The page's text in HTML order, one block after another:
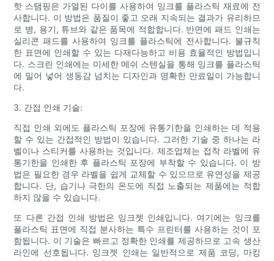
핫 스탬핑은 가열된 다이를 사용하여 잉크를 플라스틱 재료에 전
사합니다. 이 방법은 품질이 좋고 오래 지속되는 결과가 유리하므
로 병, 용기, 튜브와 같은 품목에 적합합니다. 반면에 패드 인쇄는
실리콘 패드를 사용하여 잉크를 플라스틱에 전사합니다. 불규칙
한 표면에 인쇄할 수 있는 다재다능하고 비용 효율적인 방법입니
다. 스크린 인쇄에는 미세한 메쉬 스텐실을 통해 잉크를 플라스틱
에 밀어 넣어 생동감 넘치는 디자인과 명확한 만료일이 가능합니
다.
3. 간접 인쇄 기술:
직접 인쇄 외에도 플라스틱 포장에 유통기한을 인쇄하는 데 적용
할 수 있는 간접적인 방법이 있습니다. 그러한 기술 중 하나는 라
벨이나 스티커를 사용하는 것입니다. 제조업체는 접착 라벨에 유
통기한을 인쇄한 후 플라스틱 포장에 부착할 수 있습니다. 이 방
법은 필요한 경우 라벨을 쉽게 교체할 수 있으므로 유연성을 제공
합니다. 단, 습기나 극한의 온도에 직접 노출되는 제품에는 적합
하지 않을 수 있습니다.
또 다른 간접 인쇄 방법은 잉크젯 인쇄입니다. 여기에는 잉크를
플라스틱 표면에 직접 분사하는 특수 프린터를 사용하는 것이 포
함됩니다. 이 기술은 빠르고 정확한 인쇄를 제공하므로 고속 생산
라인에 선호됩니다. 잉크젯 인쇄는 일반적으로 제품 코딩, 마킹